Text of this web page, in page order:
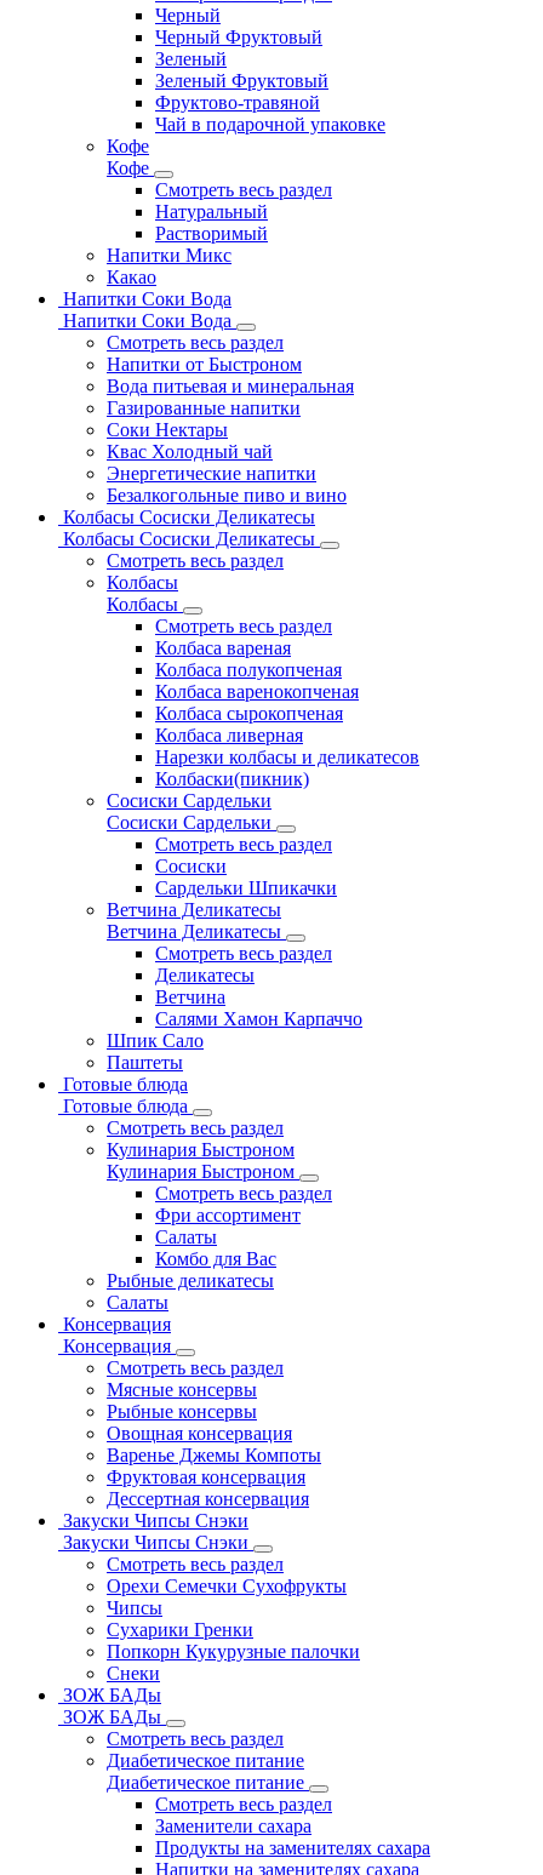
Черный
Черный Фруктовый
Зеленый
Зеленый Фруктовый
Фруктово-травяной
Чай в подарочной упаковке
Кофе
Кофе
Смотреть весь раздел
Натуральный
Растворимый
Напитки Микс
Какао
Напитки Соки Вода
Напитки Соки Вода
Смотреть весь раздел
Напитки от Быстроном
Вода питьевая и минеральная
Газированные напитки
Соки Нектары
Квас Холодный чай
Энергетические напитки
Безалкогольные пиво и вино
Колбасы Сосиски Деликатесы
Колбасы Сосиски Деликатесы
Смотреть весь раздел
Колбасы
Колбасы
Смотреть весь раздел
Колбаса вареная
Колбаса полукопченая
Колбаса варенокопченая
Колбаса сырокопченая
Колбаса ливерная
Нарезки колбасы и деликатесов
Колбаски(пикник)
Сосиски Сардельки
Сосиски Сардельки
Смотреть весь раздел
Сосиски
Сардельки Шпикачки
Ветчина Деликатесы
Ветчина Деликатесы
Смотреть весь раздел
Деликатесы
Ветчина
Салями Хамон Карпаччо
Шпик Сало
Паштеты
Готовые блюда
Готовые блюда
Смотреть весь раздел
Кулинария Быстроном
Кулинария Быстроном
Смотреть весь раздел
Фри ассортимент
Салаты
Комбо для Вас
Рыбные деликатесы
Салаты
Консервация
Консервация
Смотреть весь раздел
Мясные консервы
Рыбные консервы
Овощная консервация
Варенье Джемы Компоты
Фруктовая консервация
Дессертная консервация
Закуски Чипсы Снэки
Закуски Чипсы Снэки
Смотреть весь раздел
Орехи Семечки Сухофрукты
Чипсы
Сухарики Гренки
Попкорн Кукурузные палочки
Снеки
ЗОЖ БАДы
ЗОЖ БАДы
Смотреть весь раздел
Диабетическое питание
Диабетическое питание
Смотреть весь раздел
Заменители сахара
Продукты на заменителях сахара
Напитки на заменителях сахара